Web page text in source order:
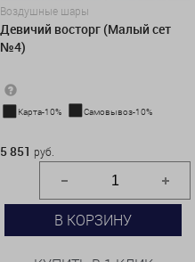
Воздушные шары
Девичий восторг (Малый сет
№4)
Карта-10% Самовывоз-10%
5 851 руб.
В КОРЗИНУ